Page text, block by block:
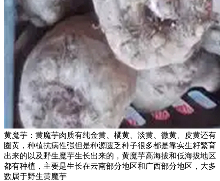
黄魔芋：黄魔芋肉质有纯金黄、橘黄、淡黄、微黄、皮黄还有
圈黄，种植抗病性强但是种源匮乏种子很多都是靠实生籽繁育
出来的以及野生魔芋生长出来的，黄魔芋高海拔和低海拔地区
都有种植，主要是生长在云南部分地区和广西部分地区，大多
数属于野生黄魔芋